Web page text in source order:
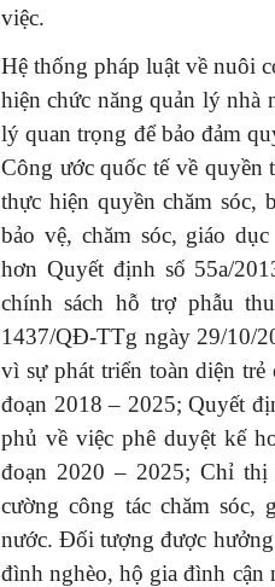
việc.
Hệ thống pháp luật về nuôi
hiện chức năng quản lý
lý quan trọng để bảo đảm
Công ước quốc tế về quyền
thực hiện quyền chăm sóc,
bảo vệ, chăm sóc, giáo
hơn Quyết định số 55a/
chính sách hỗ trợ phẫu
1437/QĐ-TTg ngày 29/10/
vì sự phát triển toàn diện
đoạn 2018 – 2025; Quyết
phủ về việc phê duyệt kế
đoạn 2020 – 2025; Chỉ
cường công tác chăm sóc,
nước. Đối tượng được
đình nghèo, hộ gia đình cận